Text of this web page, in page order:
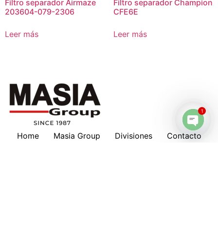
Filtro separador Airmaze
203604-079-2306
Leer más
Filtro separador Champion
CFE6E
Leer más
Home Masia Group Divisiones
ContactoOpen
1